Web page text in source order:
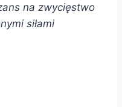
na zwycięstwo
siłami